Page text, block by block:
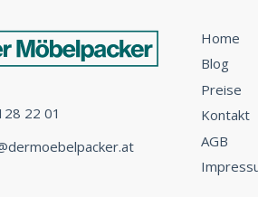
22 01
Home
Blog
Preise
Kontakt
AGB